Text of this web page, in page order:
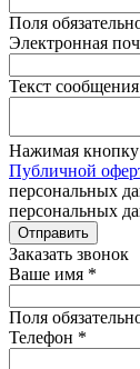
Поля
Электронная
Текст сообщения
Нажимая кнопку
Публичной
персональных
персональных
Отправить
Заказать звонок
Ваше имя *
Поля
Телефон *